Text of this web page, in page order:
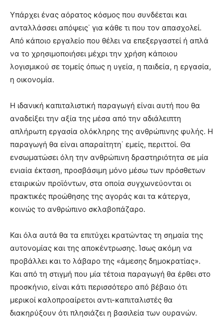
Υπάρχει ένας αόρατος κόσμος που συνδέεται και
ανταλλάσσει απόψεις˙ για κάθε τι που τον απασχολεί.
Από κάποιο εργαλείο που θέλει να επεξεργαστεί ή απλά
να το χρησιμοποιήσει μέχρι την χρήση κάποιου
λογισμικού σε τομείς όπως η υγεία, η παιδεία, η εργασία,
η οικονομία.
Η ιδανική καπιταλιστική παραγωγή είναι αυτή που θα
αναδείξει την αξία της μέσα από την αδιάλειπτη
απλήρωτη εργασία ολόκληρης της ανθρώπινης φυλής. Η
παραγωγή θα είναι απαραίτητη˙ εμείς, περιττοί. Θα
ενσωματώσει όλη την ανθρώπινη δραστηριότητα σε μία
ενιαία έκταση, προσβάσιμη μόνο μέσω των πρόσθετων
εταιρικών προϊόντων, στα οποία συγχωνεύονται οι
πρακτικές προώθησης της αγοράς και τα κάτεργα,
κοινώς το ανθρώπινο σκλαβοπάζαρο.
Και όλα αυτά θα τα επιτύχει κρατώντας τη σημαία της
αυτονομίας και της αποκέντρωσης. Ίσως ακόμη να
προβάλλει και το λάβαρο της «άμεσης δημοκρατίας».
Και από τη στιγμή που μία τέτοια παραγωγή θα έρθει στο
προσκήνιο, είναι κάτι περισσότερο από βέβαιο ότι
μερικοί καλοπροαίρετοι αντι-καπιταλιστές θα
διακηρύξουν ότι πλησιάζει η βασιλεία των ουρανών.